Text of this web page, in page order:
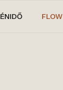
ÉNIDŐ FLOW